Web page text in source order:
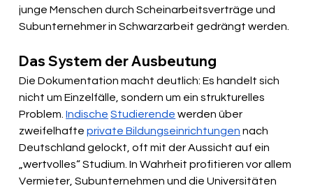
junge Menschen durch Scheinarbeitsverträge und
Subunternehmer in Schwarzarbeit gedrängt werden.
Das System der Ausbeutung
Die Dokumentation macht deutlich: Es handelt sich
nicht um Einzelfälle, sondern um ein strukturelles
Problem. Indische Studierende werden über
zweifelhafte private Bildungseinrichtungen nach
Deutschland gelockt, oft mit der Aussicht auf ein
„wertvolles“ Studium. In Wahrheit profitieren vor allem
Vermieter, Subunternehmen und die Universitäten